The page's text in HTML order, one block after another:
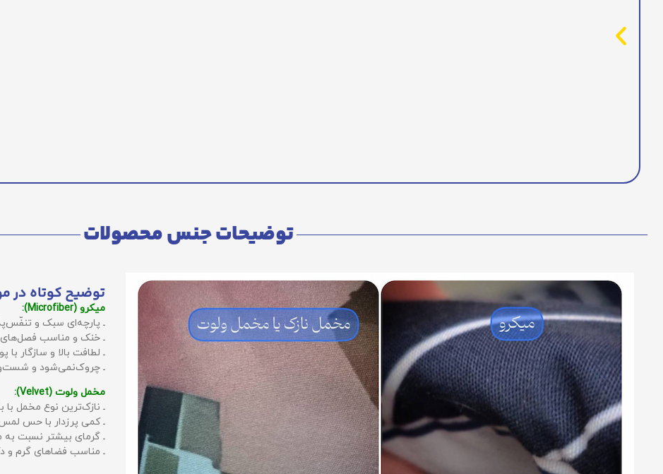
توضیحات جنس محصولات
توضیح کوتاه در
میکرو (Microfiber):
ـ پارچه‌ای سبک و
ـ خنک و مناسب فصل‌های
ـ لطافت بالا و سازگار
ـ چروک‌نمی‌شود و
مخمل ولوت (Velvet):
ـ نازک‌ترین نوع مخمل با
ـ کمی پرزدار با حس
ـ گرمای بیشتر نسبت به
ـ مناسب فضاهای گرم و